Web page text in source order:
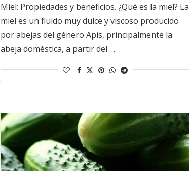
Miel: Propiedades y beneficios. ¿Qué es la miel? La
miel es un fluido muy dulce y viscoso producido
por abejas del género Apis, principalmente la
abeja doméstica, a partir del …